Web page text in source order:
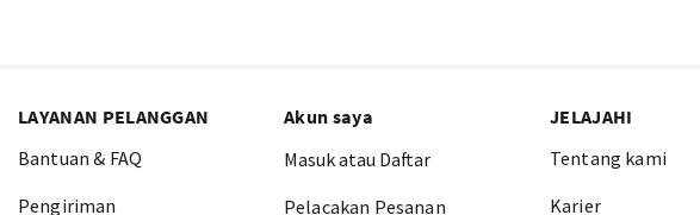
LAYANAN PELANGGAN
Bantuan & FAQ
Pengiriman
Akun saya
Masuk atau Daftar
Pelacakan Pesanan
JELAJAHI
Tentang kami
Karier